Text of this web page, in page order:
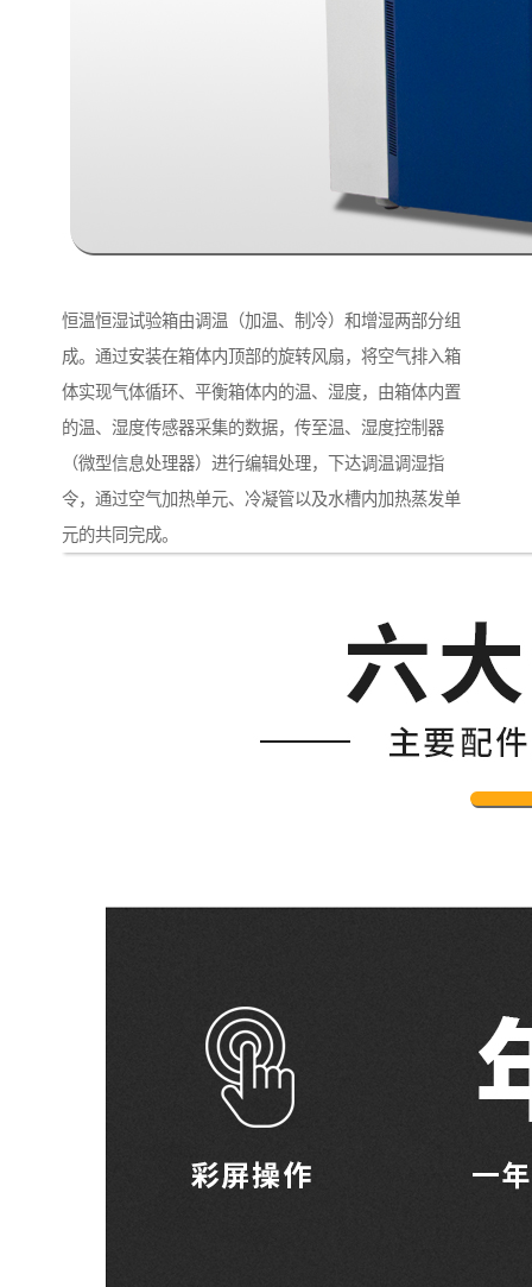
恒温恒湿试验箱由调温（加温、制冷）和增湿两部分组
成。通过安装在箱体内顶部的旋转风扇，将空气排入箱
体实现气体循环、平衡箱体内的温、湿度，由箱体内置
的温、湿度传感器采集的数据，传至温、湿度控制器
（微型信息处理器）进行编辑处理，下达调温调湿指
令，通过空气加热单元、冷凝管以及水槽内加热蒸发单
元的共同完成。